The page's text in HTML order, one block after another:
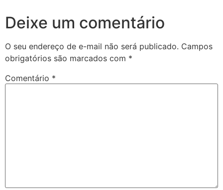
Deixe um comentário
O seu endereço de e-mail não será publicado. Campos
obrigatórios são marcados com *
Comentário *